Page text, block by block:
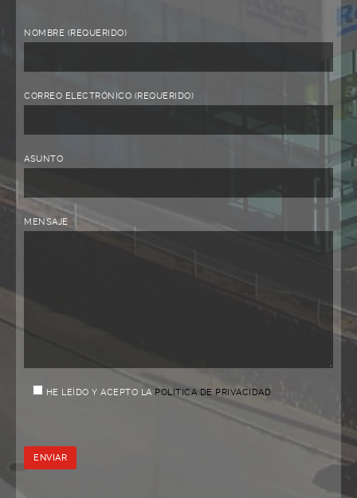
NOMBRE (REQUERIDO)
CORREO ELECTRÓNICO (REQUERIDO)
ASUNTO
MENSAJE
HE LEÍDO Y ACEPTO LA POLÍTICA DE PRIVACIDAD